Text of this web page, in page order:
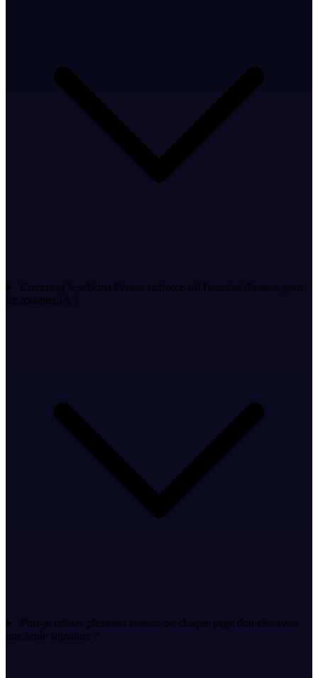
Comment le schéma Person renforce-t-il l'autorité d'auteur pour
les moteurs IA ?
Puis-je utiliser plusieurs auteurs ou chaque page doit-elle avoir
une seule signature ?